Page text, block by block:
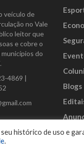
veículo de
no Vale
leitor que
e cobre o
do
4869 |
Blogs
histórico de uso e
.